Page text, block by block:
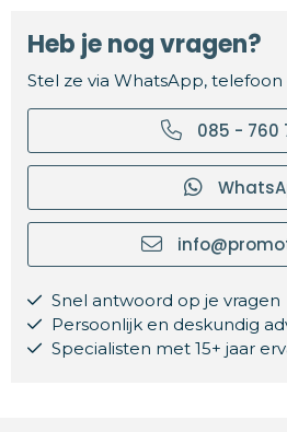
Heb je nog vragen?
Stel ze via WhatsApp, telefoon
085 - 760
Snel antwoord op je vragen
Persoonlijk en deskundig
Specialisten met 15+ jaar